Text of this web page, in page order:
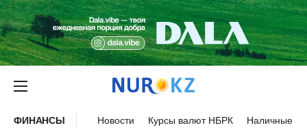
ФИНАНСЫ Новости Курсы валют НБРК Наличные